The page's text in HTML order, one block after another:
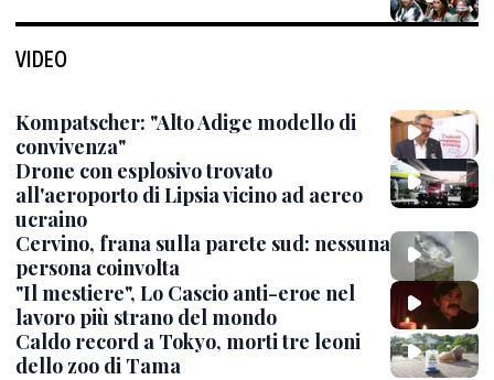
VIDEO
Kompatscher: "Alto Adige modello di
convivenza"
Drone con esplosivo trovato
all'aeroporto di Lipsia vicino ad aereo
ucraino
Cervino, frana sulla parete sud: nessuna
persona coinvolta
"Il mestiere", Lo Cascio anti-eroe nel
lavoro più strano del mondo
Caldo record a Tokyo, morti tre leoni
dello zoo di Tama